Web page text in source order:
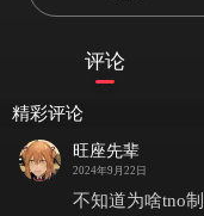
评论
精彩评论
旺座先辈
2024年9月22日
不知道为啥tno